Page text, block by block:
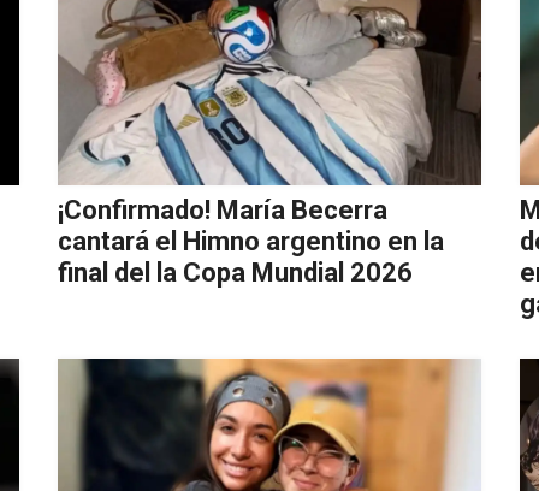
¡Confirmado! María Becerra
cantará el Himno argentino en la
final del la Copa Mundial 2026